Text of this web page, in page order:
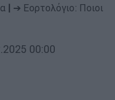
➔ Εορτολόγιο: Ποιοι
00:00